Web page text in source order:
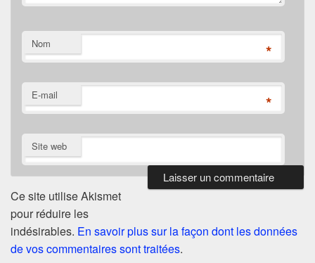
Nom *
E-mail *
Site web
Ce site utilise Akismet
pour réduire les
indésirables. En savoir plus sur la façon dont les données
de vos commentaires sont traitées.